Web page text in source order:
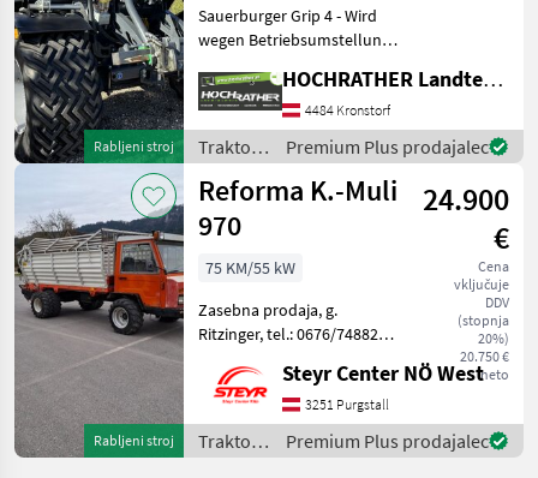
Rabljeni stroj
Sauerburger Grip 4 - Wird
wegen Betriebsumstellung
Standort Filiale Aschbach)
Das Fahrzeug ist ein
Allroundtalent für den
ganzjährigen
HOCHRATHER Landtechnik GmbH
4484 Kronstorf
Traktor /
Sonstige
Premium Plus prodajalec
Rabljeni stroj
Reforma K.-Muli
970
24.900
€
Cena
vključuje
DDV
(stopnja
20%)
20.750 €
neto
75 KM/55 kW
Zasebna prodaja, g.
Ritzinger, tel.: 0676/7488257
potrebuje popravilo! STROJ
stoji pri kmetu doma!
Reform Muli tip: 970 , letnik
1994 , z 5.350
Steyr Center NÖ West
3251 Purgstall
Traktor /
Reform
Premium Plus prodajalec